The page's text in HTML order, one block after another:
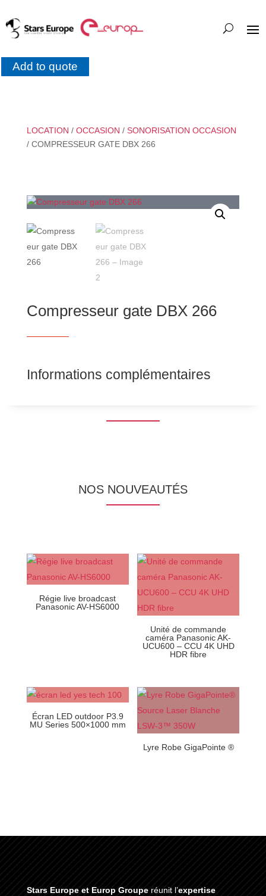
Add to quote
LOCATION / OCCASION / SONORISATION OCCASION
/ COMPRESSEUR GATE DBX 266
Compresseur gate DBX 266
Informations complémentaires
NOS NOUVEAUTÉS
Régie live broadcast
Panasonic AV-HS6000
Unité de commande
caméra Panasonic AK-
UCU600 – CCU 4K UHD
HDR fibre
Écran LED outdoor P3.9
MU Series 500×1000 mm
Lyre Robe GigaPointe ®
Stars Europe et Europ Groupe réunit l’expertise